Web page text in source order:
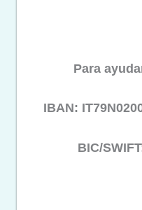
Para
IBAN:
BIC/